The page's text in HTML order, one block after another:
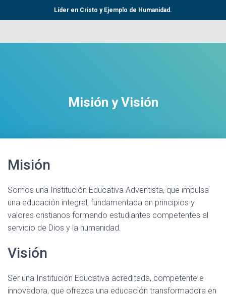
Líder en Cristo y Ejemplo de Humanidad.
Misión y Visión
Misión
Somos una Institución Educativa Adventista, que impulsa
una educación integral, fundamentada en principios y
valores cristianos formando estudiantes competentes al
servicio de Dios y la humanidad.
Visión
Ser una Institución Educativa acreditada, competente e
innovadora, que ofrezca una educación transformadora en